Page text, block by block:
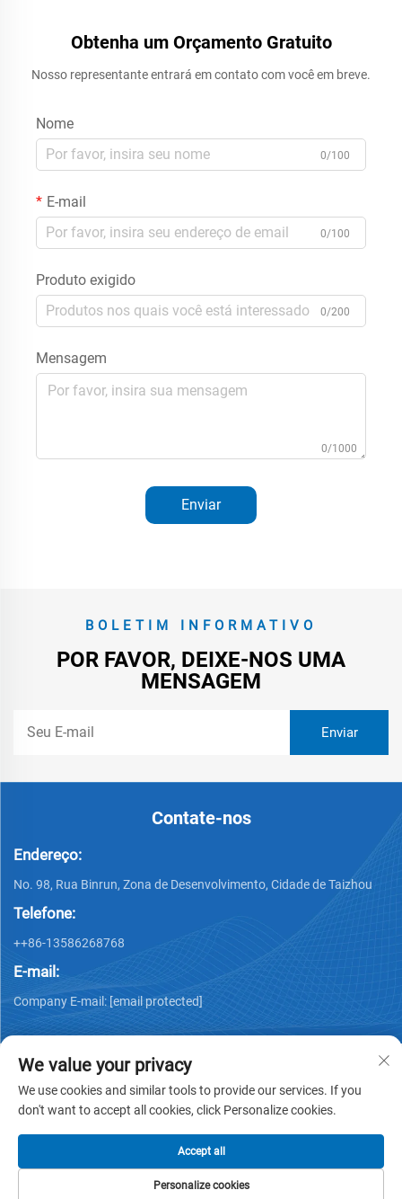
Obtenha um Orçamento Gratuito
Nosso representante entrará em contato com você em breve.
Nome
0/100
E-mail
0/100
Produto exigido
0/200
Mensagem
0/1000
Enviar
BOLETIM INFORMATIVO
POR FAVOR, DEIXE-NOS UMA
MENSAGEM
Contate-nos
Endereço:
No. 98, Rua Binrun, Zona de Desenvolvimento, Cidade de Taizhou
Telefone:
++86-13586268768
E-mail:
Company E-mail: [email protected]
Technology (Taizhou) Co., Ltd -
Política de Privacidade
We value your privacy
We use cookies and similar tools to provide our services. If you
don't want to accept all cookies, click Personalize cookies.
Personalize cookies
Accept all